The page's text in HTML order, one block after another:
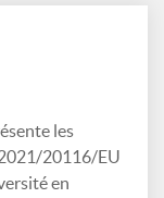
les
20116/EU
en